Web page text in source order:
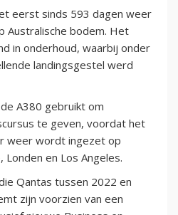
eerst sinds 593 dagen weer
Australische bodem. Het
in onderhoud, waarbij onder
landingsgestel werd
A380 gebruikt om
te geven, voordat het
weer wordt ingezet op
Londen en Los Angeles.
Qantas tussen 2022 en
zijn voorzien van een